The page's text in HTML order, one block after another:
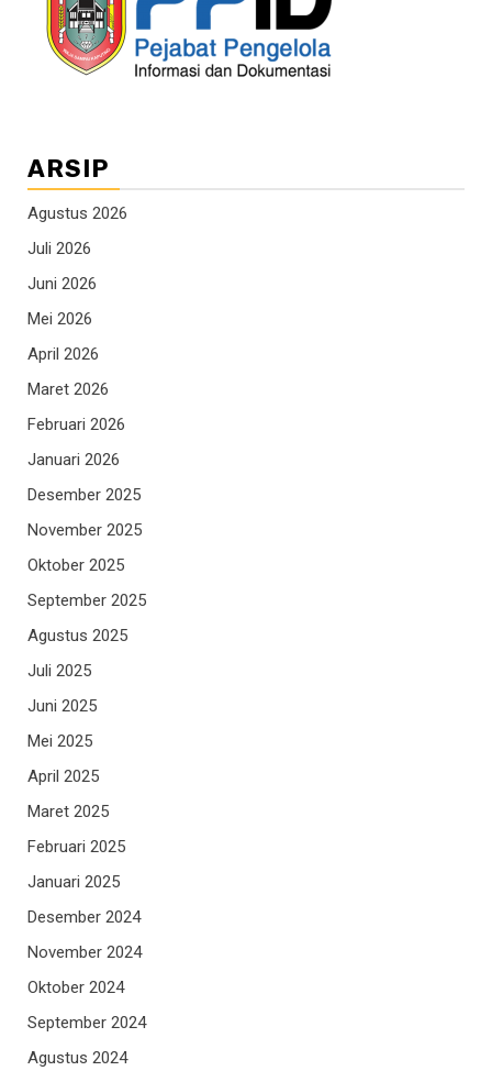
ARSIP
Agustus 2026
Juli 2026
Juni 2026
Mei 2026
April 2026
Maret 2026
Februari 2026
Januari 2026
Desember 2025
November 2025
Oktober 2025
September 2025
Agustus 2025
Juli 2025
Juni 2025
Mei 2025
April 2025
Maret 2025
Februari 2025
Januari 2025
Desember 2024
November 2024
Oktober 2024
September 2024
Agustus 2024